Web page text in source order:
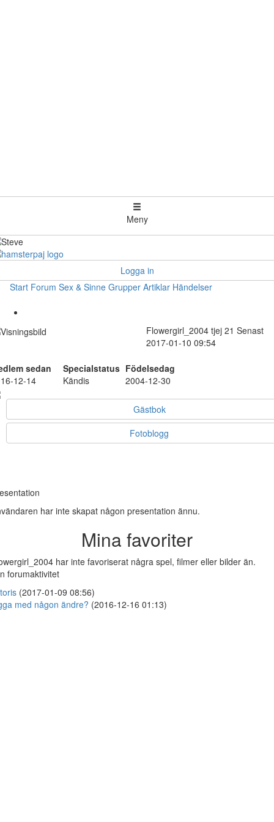
Meny
Logga in
Start Forum Sex & Sinne Grupper Artiklar Händelser
Flowergirl_2004 tjej 21 Senast
2017-01-10 09:54
sedan Specialstatus Födelsedag
12-14
Kändis 2004-12-30
Gästbok
Fotoblogg
har inte skapat någon presentation ännu.
Mina favoriter
har inte favoriserat några spel, filmer eller bilder än.
forumaktivitet
(2017-01-09 08:56)
med någon ändre? (2016-12-16 01:13)